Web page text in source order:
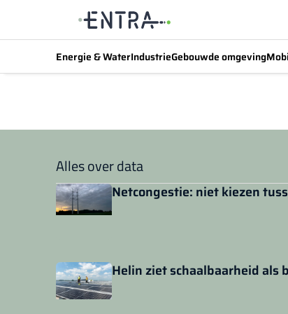
Energie & WaterIndustrieGebouwde omgeving
Alles over data
Netcongestie: niet kiezen
Helin ziet schaalbaarheid als